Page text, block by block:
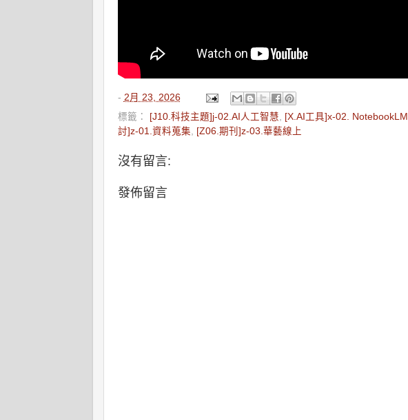
- 2月 23, 2026
標籤： [J10.科技主題]j-02.AI人工智慧 [X.AI工具]x-02. NotebookLM
討]z-01.資料蒐集
[Z06.期刊]z-03.華藝線上
沒有留言:
發佈留言